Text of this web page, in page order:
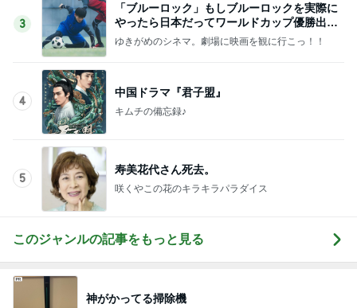
3
「ブルーロック」もしブルーロックを実際に
やったら日本だってワールドカップ優勝出来
るかもしれません
ゆきがめのシネマ。劇場に映画を観に行こっ！！
4
中国ドラマ『君子盟』
キムチの備忘録♪
5
寿美花代さん死去。
咲くやこの花のキラキラパラダイス
このジャンルの記事をもっと見る
神がかってる掃除機